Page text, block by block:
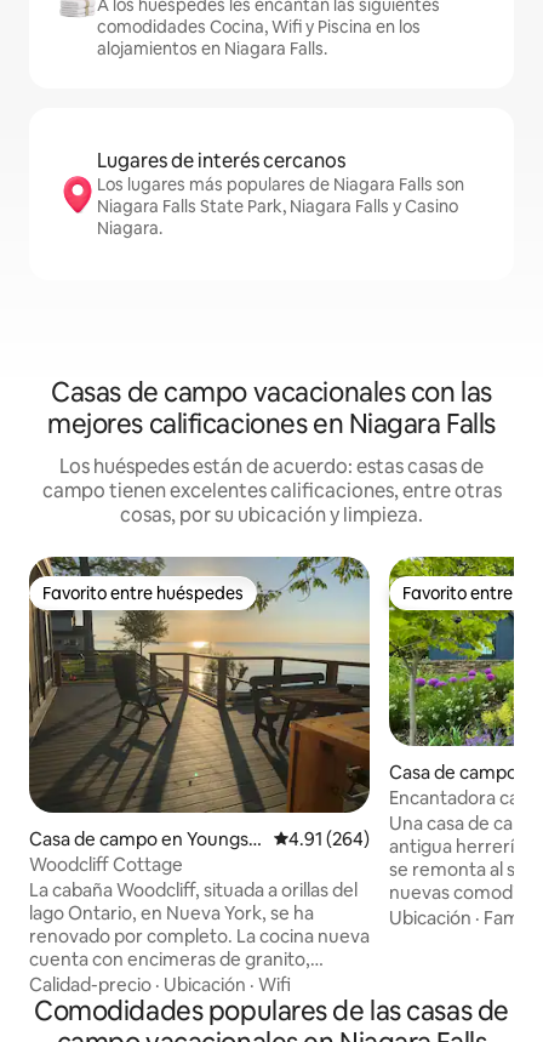
A los huéspedes les encantan las siguientes
comodidades Cocina, Wifi y Piscina en los
alojamientos en Niagara Falls.
Lugares de interés cercanos
Los lugares más populares de Niagara Falls son
Niagara Falls State Park, Niagara Falls y Casino
Niagara.
Casas de campo vacacionales con las
mejores calificaciones en Niagara Falls
Los huéspedes están de acuerdo: estas casas de
campo tienen excelentes calificaciones, entre otras
cosas, por su ubicación y limpieza.
Favorito entre huéspedes
Favorito entre huéspedes
Casa de campo en Youngst
own
Calificación promedio: 4.91 de
4.91 (264)
Woodcliff Cottage
La cabaña Woodcliff, situada a orillas del
lago Ontario, en Nueva York, se ha
renovado por completo. La cocina nueva
cuenta con encimeras de granito,
isla/barra y vistas espectaculares. La
cocina da a una amplia sala de estar con
chimenea de gas y más ventanas con
Calidad-precio · Ubicación · Wifi
Favorito entre
Favorito entre
Casa de campo
Falls
Encantadora
región vinícola de
Una casa de
antigua herrería
se remonta al
nuevas
un dormitorio de
Niagara-on-the-
y el centro
Ubicación ·
Comodidades populares de las casas de